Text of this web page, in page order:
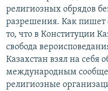
религиозных обрядов
разрешения. Как пишет
то, что в Конституции
свобода
Казахстан взял на себя
международным
религиозные